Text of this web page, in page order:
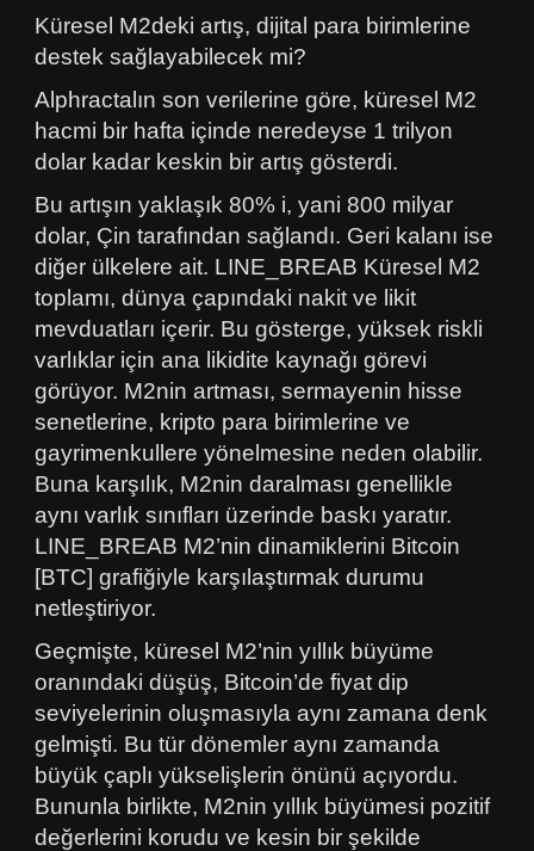
Küresel M2deki artış, dijital para birimlerine
destek sağlayabilecek mi?
Alphractalın son verilerine göre, küresel M2
hacmi bir hafta içinde neredeyse 1 trilyon
dolar kadar keskin bir artış gösterdi.
Bu artışın yaklaşık 80% i, yani 800 milyar
dolar, Çin tarafından sağlandı. Geri kalanı ise
diğer ülkelere ait. LINE_BREAB Küresel M2
toplamı, dünya çapındaki nakit ve likit
mevduatları içerir. Bu gösterge, yüksek riskli
varlıklar için ana likidite kaynağı görevi
görüyor. M2nin artması, sermayenin hisse
senetlerine, kripto para birimlerine ve
gayrimenkullere yönelmesine neden olabilir.
Buna karşılık, M2nin daralması genellikle
aynı varlık sınıfları üzerinde baskı yaratır.
LINE_BREAB M2’nin dinamiklerini Bitcoin
[BTC] grafiğiyle karşılaştırmak durumu
netleştiriyor.
Geçmişte, küresel M2’nin yıllık büyüme
oranındaki düşüş, Bitcoin’de fiyat dip
seviyelerinin oluşmasıyla aynı zamana denk
gelmişti. Bu tür dönemler aynı zamanda
büyük çaplı yükselişlerin önünü açıyordu.
Bununla birlikte, M2nin yıllık büyümesi pozitif
değerlerini korudu ve kesin bir şekilde